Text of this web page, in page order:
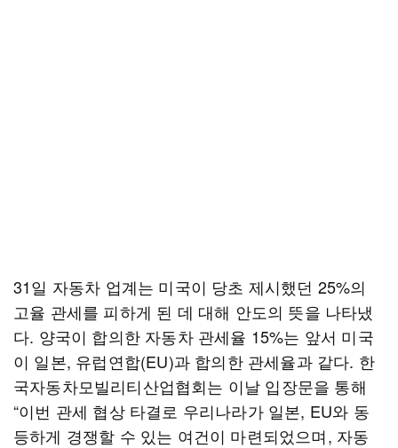
31일 자동차 업계는 미국이 당초 제시했던 25%의
고율 관세를 피하게 된 데 대해 안도의 뜻을 나타냈
다. 양국이 합의한 자동차 관세율 15%는 앞서 미국
이 일본, 유럽연합(EU)과 합의한 관세율과 같다. 한
국자동차모빌리티산업협회는 이날 입장문을 통해
“이번 관세 협상 타결로 우리나라가 일본, EU와 동
등하게 경쟁할 수 있는 여건이 마련되었으며, 자동